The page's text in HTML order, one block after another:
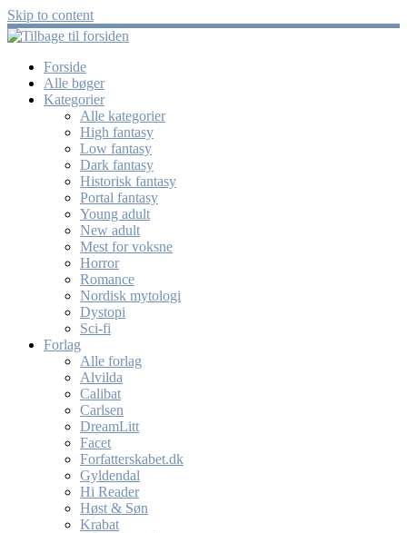
Skip to content
Forside
Alle bøger
Kategorier
Alle kategorier
High fantasy
Low fantasy
Dark fantasy
Historisk fantasy
Portal fantasy
Young adult
New adult
Mest for voksne
Horror
Romance
Nordisk mytologi
Dystopi
Sci-fi
Forlag
Alle forlag
Alvilda
Calibat
Carlsen
DreamLitt
Facet
Forfatterskabet.dk
Gyldendal
Hi Reader
Høst & Søn
Krabat